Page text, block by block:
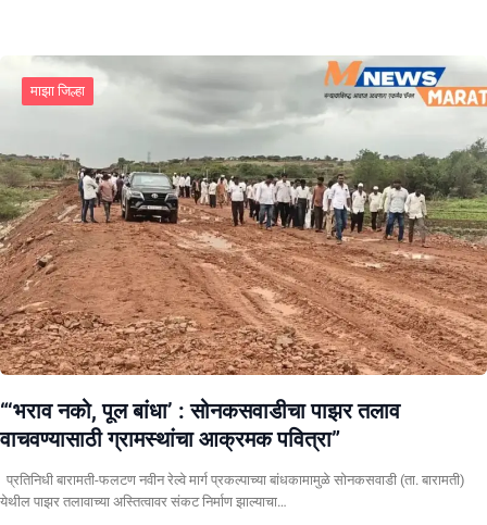
माझा जिल्हा
“‘भराव नको, पूल बांधा’ : सोनकसवाडीचा पाझर तलाव
वाचवण्यासाठी ग्रामस्थांचा आक्रमक पवित्रा”
प्रतिनिधी बारामती-फलटण नवीन रेल्वे मार्ग प्रकल्पाच्या बांधकामामुळे सोनकसवाडी (ता. बारामती)
येथील पाझर तलावाच्या अस्तित्वावर संकट निर्माण झाल्याचा…